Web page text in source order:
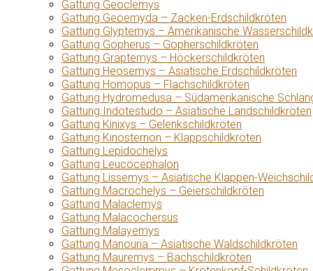
Gattung Geoclemys
Gattung Geoemyda – Zacken-Erdschildkröten
Gattung Glyptemys – Amerikanische
Gattung Gopherus – Gopherschildkröten
Gattung Graptemys – Höckerschildkröten
Gattung Heosemys – Asiatische Erdschildkröten
Gattung Homopus – Flachschildkröten
Gattung Hydromedusa – Südamerikanische
Gattung Indotestudo – Asiatische Landschildkröten
Gattung Kinixys – Gelenkschildkröten
Gattung Kinosternon – Klappschildkröten
Gattung Lepidochelys
Gattung Leucocephalon
Gattung Lissemys – Asiatische Klappen-
Gattung Macrochelys – Geierschildkröten
Gattung Malaclemys
Gattung Malacochersus
Gattung Malayemys
Gattung Manouria – Asiatische Waldschildkröten
Gattung Mauremys – Bachschildkröten